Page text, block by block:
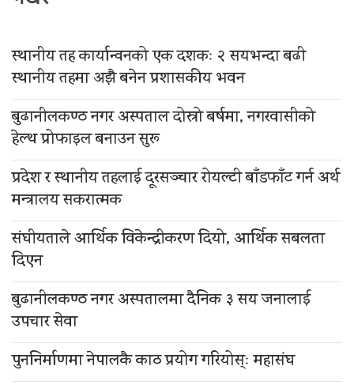
स्थानीय तह कार्यान्वनको एक दशकः २ सयभन्दा बढी
स्थानीय तहमा अझै बनेन प्रशासकीय भवन
बुढानीलकण्ठ नगर अस्पताल दोस्रो बर्षमा, नगरवासीको
हेल्थ प्रोफाइल बनाउन सुरू
प्रदेश र स्थानीय तहलाई दूरसञ्चार रोयल्टी बाँडफाँट गर्न अर्थ
मन्त्रालय सकरात्मक
संघीयताले आर्थिक विकेन्द्रीकरण दियो, आर्थिक सबलता
दिएन
बुढानीलकण्ठ नगर अस्पतालमा दैनिक ३ सय जनालाई
उपचार सेवा
पुननिर्माणमा नेपालकै काठ प्रयोग गरियोस्ः महासंघ